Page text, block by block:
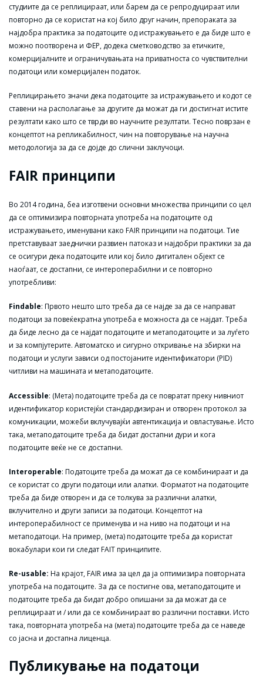
студиите да се реплицираат, или барем да се репродуцираат или
повторно да се користат на кој било друг начин, препораката за
најдобра практика за податоците од истражувањето е да биде што е
можно поотворена и ФЕР, додека сметководство за етичките,
комерцијалните и ограничувањата на приватноста со чувствителни
податоци или комерцијален податок.
Реплицирањето значи дека податоците за истражувањето и кодот се
ставени на располагање за другите да можат да ги достигнат истите
резултати како што се тврди во научните резултати. Тесно поврзан е
концептот на репликабилност, чин на повторување на научна
методологија за да се дојде до слични заклучоци.
FAIR принципи
Во 2014 година, беа изготвени основни множества принципи со цел
да се оптимизира повторната употреба на податоците од
истражувањето, именувани како FAIR принципи на податоци. Тие
претставуваат заеднички развиен патоказ и најдобри практики за да
се осигури дека податоците или кој било дигитален објект се
наоѓаат, се достапни, се интероперабилни и се повторно
употребливи:
Findable: Првото нешто што треба да се најде за да се направат
податоци за повеќекратна употреба е можноста да се најдат. Треба
да биде лесно да се најдат податоците и метаподатоците и за луѓето
и за компјутерите. Автоматско и сигурно откривање на збирки на
податоци и услуги зависи од постојаните идентификатори (PID)
читливи на машината и метаподатоците.
Accessible: (Мета) податоците треба да се повратат преку нивниот
идентификатор користејќи стандардизиран и отворен протокол за
комуникации, можеби вклучувајќи автентикација и овластување. Исто
така, метаподатоците треба да бидат достапни дури и кога
податоците веќе не се достапни.
Interoperable: Податоците треба да можат да се комбинираат и да
се користат со други податоци или алатки. Форматот на податоците
треба да биде отворен и да се толкува за различни алатки,
вклучително и други записи за податоци. Концептот на
интероперабилност се применува и на ниво на податоци и на
метаподатоци. На пример, (мета) податоците треба да користат
вокабулари кои ги следат FAIT принципите.
Re-usable: На крајот, FAIR има за цел да ја оптимизира повторната
употреба на податоците. За да се постигне ова, метаподатоците и
податоците треба да бидат добро опишани за да можат да се
реплицираат и / или да се комбинираат во различни поставки. Исто
така, повторната употреба на (мета) податоците треба да се наведе
со јасна и достапна лиценца.
Публикување на податоци